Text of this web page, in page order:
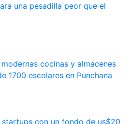
una pesadilla peor que el
cocinas y almacenes
1700 escolares en Punchana
con un fondo de us$20